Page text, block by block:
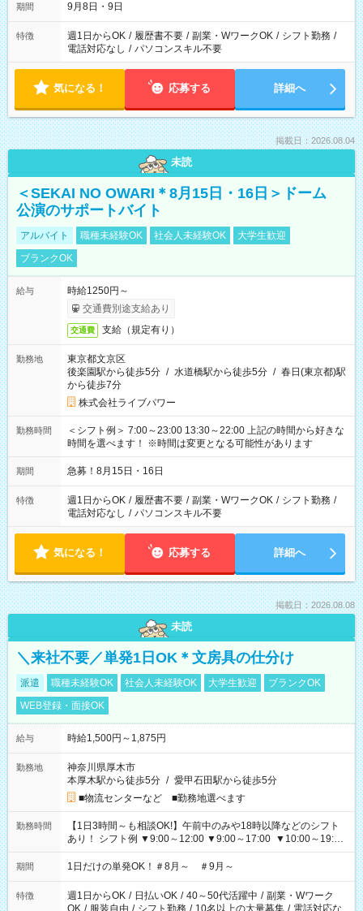
期間 9月8日・9日
特徴 週1日からOK / 履歴書不要 / 副業・WワークOK / シフト勤務 /
電話対応なし / パソコンスキル不要
気になる！ 応募する 詳細へ
掲載日：2026.08.04
未読
＜SEKAI NO OWARI＊8月15日・16日＞ドーム
公演のサポートバイト
アルバイト 職種未経験OK 社会人未経験OK
大学生歓迎
ブランクOK
給与
時給1250円～
交通費別途支給あり
交通費 支給（規定有り）
勤務地
東京都文京区
後楽園駅から徒歩5分 / 水道橋駅から徒歩5分 / 春日(東京都)駅
から徒歩7分
株式会社ライブパワー
勤務時間
＜シフト例＞ 7:00～23:00 13:30～22:00 上記の時間から好きな
時間を選べます！ ※時間は変更となる可能性があります
期間 急募！8月15日・16日
特徴 週1日からOK / 履歴書不要 / 副業・WワークOK / シフト勤務 /
電話対応なし / パソコンスキル不要
気になる！ 応募する 詳細へ
掲載日：2026.08.08
未読
＼来社不要／単発1日OK＊文房具の仕分け
派遣 職種未経験OK 社会人未経験OK 大学生歓迎
ブランクOK
WEB登録・面接OK
給与 時給1,500円～1,875円
勤務地
神奈川県厚木市
本厚木駅から徒歩5分 / 愛甲石田駅から徒歩5分
■物流センターなど ■勤務地選べます
勤務時間
【1日3時間～も相談OK!】午前中のみや18時以降などのシフト
あり！ シフト例 ▼9:00～12:00 ▼9:00～17:00 ▼10:00～19:00
▼18:00～21:00
期間 1日だけの単発OK！＃8月～ ＃9月～
特徴 週1日からOK / 日払いOK / 40～50代活躍中 / 副業・Wワーク
OK / 服装自由 / シフト勤務 / 10名以上の大量募集 / 電話対応な